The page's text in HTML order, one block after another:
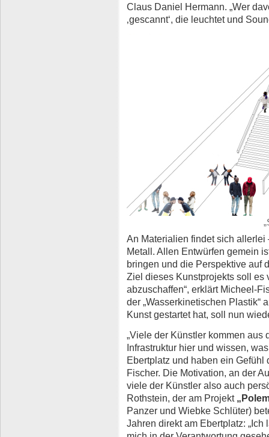
Claus Daniel Hermann. „Wer
‚gescannt‘, die leuchtet und
An Materialien findet sich
Metall. Allen Entwürfen gemein
bringen und die Perspektive auf
Ziel dieses Kunstprojekts soll es
abzuschaffen“, erklärt Micheel-
der „Wasserkinetischen Plastik“
Kunst gestartet hat, soll nun
„Viele der Künstler kommen aus
Infrastruktur hier und wissen,
Ebertplatz und haben ein Gefühl
Fischer. Die Motivation, an der
viele der Künstler also auch
Rothstein, der am Projekt
Panzer und Wiebke Schlüter)
Jahren direkt am Ebertplatz: